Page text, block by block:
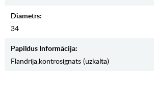
Diametrs:
34
Papildus Informācija:
Flandrija,kontrosignats (uzkalta)